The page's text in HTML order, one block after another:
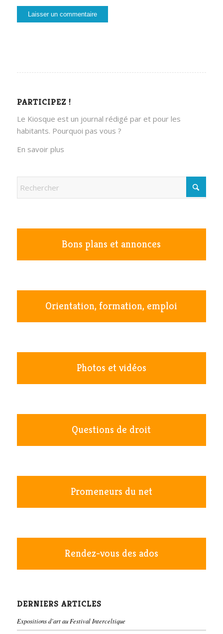
PARTICIPEZ !
Le Kiosque est un journal rédigé par et pour les
habitants. Pourquoi pas vous ?
En savoir plus
Bons plans et annonces
Orientation, formation, emploi
Photos et vidéos
Questions de droit
Promeneurs du net
Rendez-vous des ados
DERNIERS ARTICLES
Expositions d’art au Festival Interceltique